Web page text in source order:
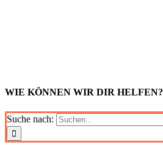
WIE KÖNNEN WIR DIR HELFEN?
Suche nach: